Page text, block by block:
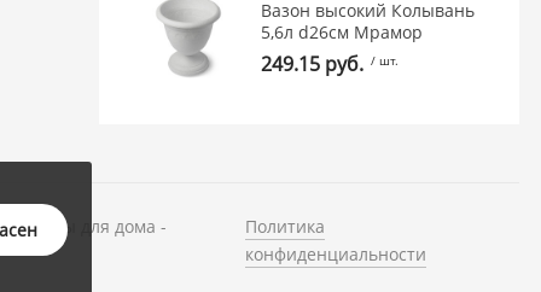
Вазон высокий Колывань
5,6л d26см Мрамор
249.15 руб. / шт.
товары для дома -
Политика
конфиденциальности